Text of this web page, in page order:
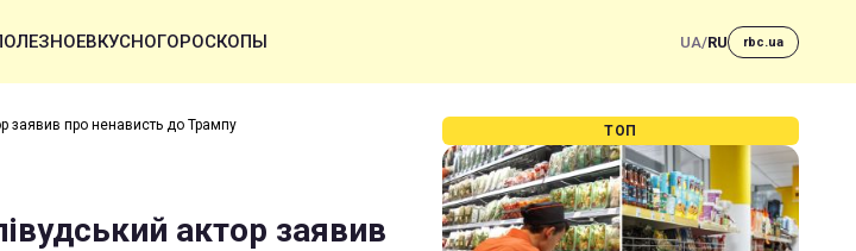
ВКУСНОГОРОСКОПЫ UA/RU rbc.ua
заявив про ненависть до Трампу
актор заявив
ТОП